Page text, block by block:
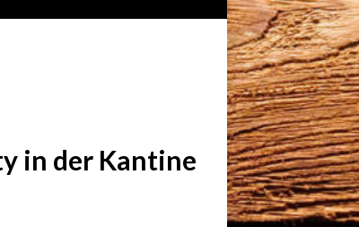
in der Kantine